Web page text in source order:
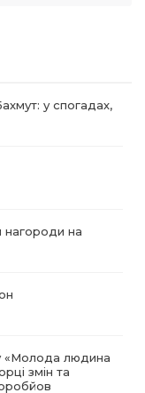
у спогадах,
нагороди на
«Молода людина
змін та